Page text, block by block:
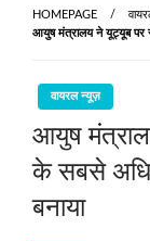
HOMEPAGE
आयुष मंत्रालय ने यूट्यूब पर
वायरल न्यूज़
आयुष
के सबसे अधिक
बनाया